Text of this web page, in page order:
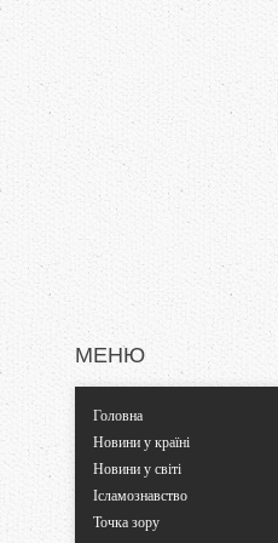
МЕНЮ
Головна
Новини у країні
Новини у світі
Ісламознавство
Точка зору